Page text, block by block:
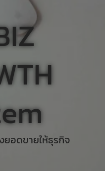
ยอดขายให้ธุรกิจ